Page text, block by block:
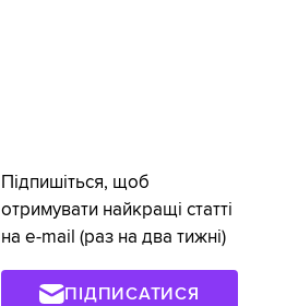
Підпишіться, щоб
отримувати найкращі статті
на e-mail (раз на два тижні)
ПІДПИСАТИСЯ